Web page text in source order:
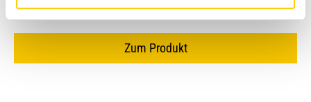
Einsatzgewicht 16'000 kg
Zum Produkt